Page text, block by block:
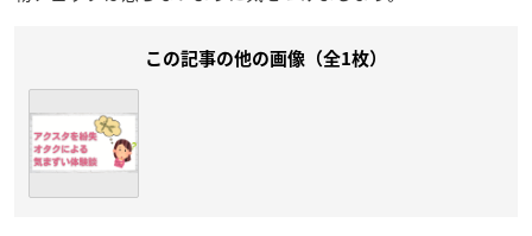
この記事の他の画像（全1枚）